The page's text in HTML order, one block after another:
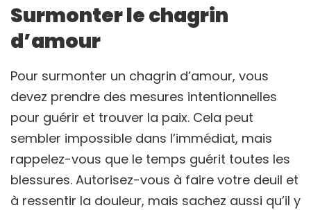
Surmonter le chagrin
d’amour
Pour surmonter un chagrin d’amour, vous
devez prendre des mesures intentionnelles
pour guérir et trouver la paix. Cela peut
sembler impossible dans l’immédiat, mais
rappelez-vous que le temps guérit toutes les
blessures. Autorisez-vous à faire votre deuil et
à ressentir la douleur, mais sachez aussi qu’il y